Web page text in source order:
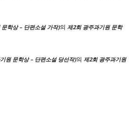
학상 – 단편소설 가작)의 제2회 광주과기원 문학
원 문학상 – 단편소설 당선작)의 제2회 광주과기원